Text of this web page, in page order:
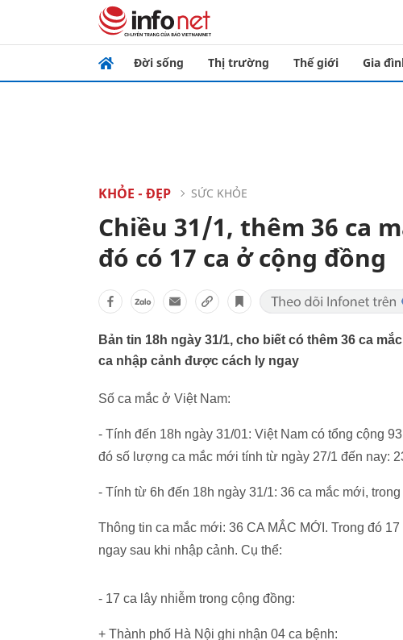
Đời sống Thị trường Thế giới Gia
KHỎE - ĐẸP SỨC KHỎE
Chiều 31/1, thêm 36 ca
đó có 17 ca ở cộng đồng
Bản tin 18h ngày 31/1, cho biết có thêm 36 ca
ca nhập cảnh được cách ly ngay
Số ca mắc ở Việt Nam:
- Tính đến 18h ngày 31/01: Việt Nam có tổng cộng
đó số lượng ca mắc mới tính từ ngày 27/1 đến nay:
- Tính từ 6h đến 18h ngày 31/1: 36 ca mắc mới,
Thông tin ca mắc mới: 36 CA MẮC MỚI. Trong đó
ngay sau khi nhập cảnh. Cụ thể:
- 17 ca lây nhiễm trong cộng đồng:
+ Thành phố Hà Nội ghi nhận 04 ca bệnh: